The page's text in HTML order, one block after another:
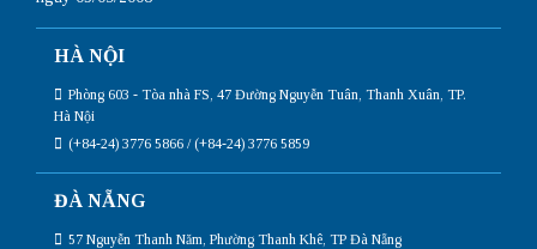
HÀ NỘI
Phòng 603 - Tòa nhà FS, 47 Đường Nguyễn Tuân, Thanh Xuân, TP.
Hà Nội
(+84-24) 3776 5866 / (+84-24) 3776 5859
ĐÀ NẴNG
57 Nguyễn Thanh Năm, Phường Thanh Khê, TP Đà Nẵng